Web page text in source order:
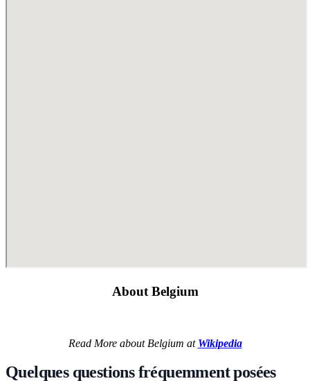
About Belgium
Read More about Belgium at Wikipedia
Quelques questions fréquemment posées